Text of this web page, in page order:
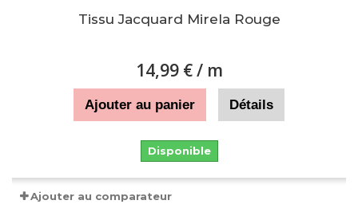
Tissu Jacquard Mirela Rouge
14,99 €/ m
Ajouter au panier Détails
Disponible
Ajouter au comparateur